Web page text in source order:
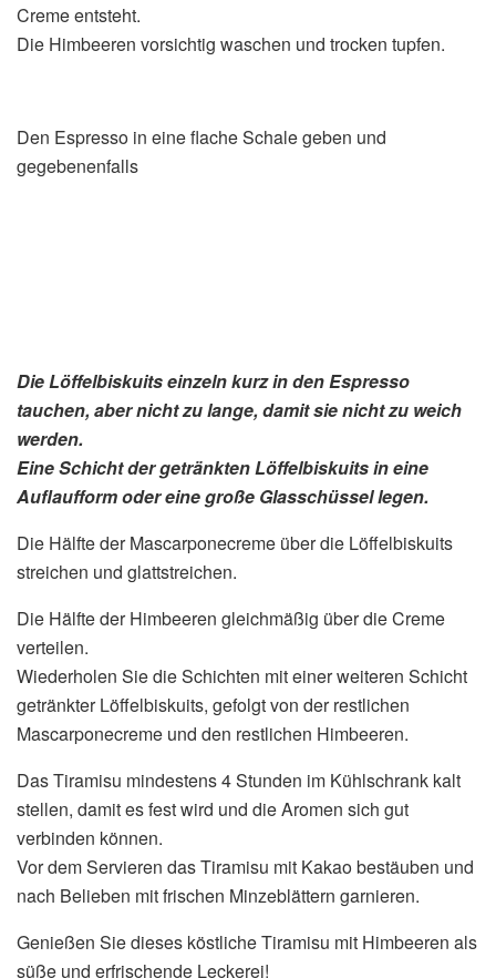
Creme entsteht.
Die Himbeeren vorsichtig waschen und trocken tupfen.
Den Espresso in eine flache Schale geben und
gegebenenfalls
Die Löffelbiskuits einzeln kurz in den Espresso
tauchen, aber nicht zu lange, damit sie nicht zu weich
werden.
Eine Schicht der getränkten Löffelbiskuits in eine
Auflaufform oder eine große Glasschüssel legen.
Die Hälfte der Mascarponecreme über die Löffelbiskuits
streichen und glattstreichen.
Die Hälfte der Himbeeren gleichmäßig über die Creme
verteilen.
Wiederholen Sie die Schichten mit einer weiteren Schicht
getränkter Löffelbiskuits, gefolgt von der restlichen
Mascarponecreme und den restlichen Himbeeren.
Das Tiramisu mindestens 4 Stunden im Kühlschrank kalt
stellen, damit es fest wird und die Aromen sich gut
verbinden können.
Vor dem Servieren das Tiramisu mit Kakao bestäuben und
nach Belieben mit frischen Minzeblättern garnieren.
Genießen Sie dieses köstliche Tiramisu mit Himbeeren als
süße und erfrischende Leckerei!